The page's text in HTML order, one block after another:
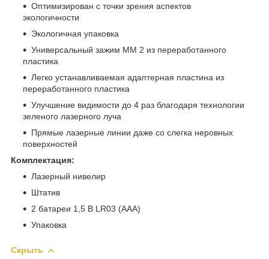
Оптимизирован с точки зрения аспектов
экологичности
Экологичная упаковка
Универсальный зажим MM 2 из переработанного
пластика
Легко устанавливаемая адаптерная пластина из
переработанного пластика
Улучшение видимости до 4 раз благодаря технологии
зеленого лазерного луча
Прямые лазерные линии даже со слегка неровных
поверхностей
Комплектация:
Лазерный нивелир
Штатив
2 батареи 1,5 В LR03 (AAA)
Упаковка
Скрыть